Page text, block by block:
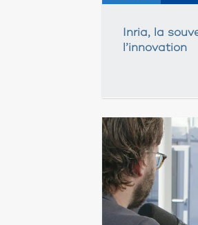
Inria, la
l’innovation